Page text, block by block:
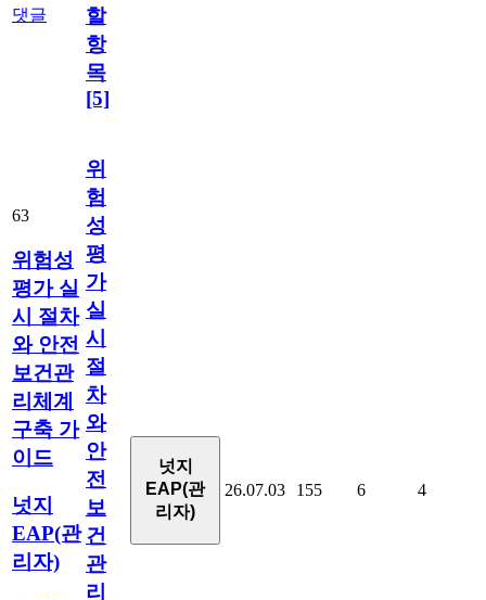
댓글
할
항
목
[5]
63
위험성
평가 실
시 절차
와 안전
보건관
리체계
구축 가
이드
넛지
EAP(관
리자)
위
험
성
평
가
실
시
절
차
와
안
전
보
건
관
리
넛지
EAP(관
리자)
26.07.03 155 6 4